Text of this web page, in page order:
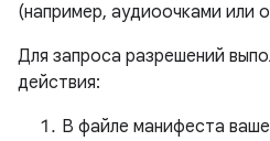
(например, аудиоочками или
Для запроса разрешений
действия:
В файле манифеста